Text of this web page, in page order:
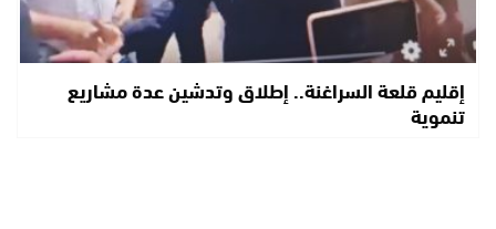
إقليم قلعة السراغنة.. إطلاق وتدشين عدة مشاريع
تنموية